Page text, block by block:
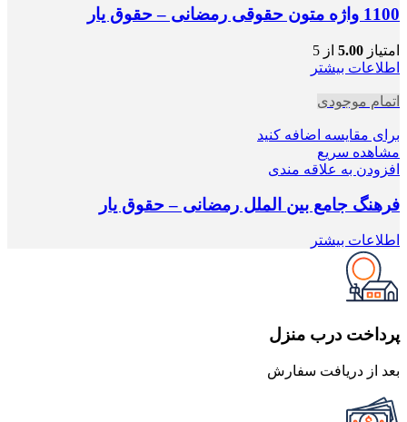
1100 واژه متون حقوقی رمضانی – حقوق یار
امتیاز 5.00 از 5
اطلاعات بیشتر
اتمام موجودی
برای مقایسه اضافه کنید
مشاهده سریع
افزودن به علاقه مندی
فرهنگ جامع بین الملل رمضانی – حقوق یار
اطلاعات بیشتر
پرداخت درب منزل
بعد از دریافت سفارش